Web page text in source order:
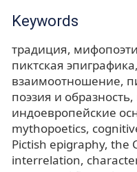
Keywords
традиция
пиктская эпиграфика
взаимоотношение
поэзия и образность
индоевропейские
mythopoetics
Pictish epigraphy the
interrelation